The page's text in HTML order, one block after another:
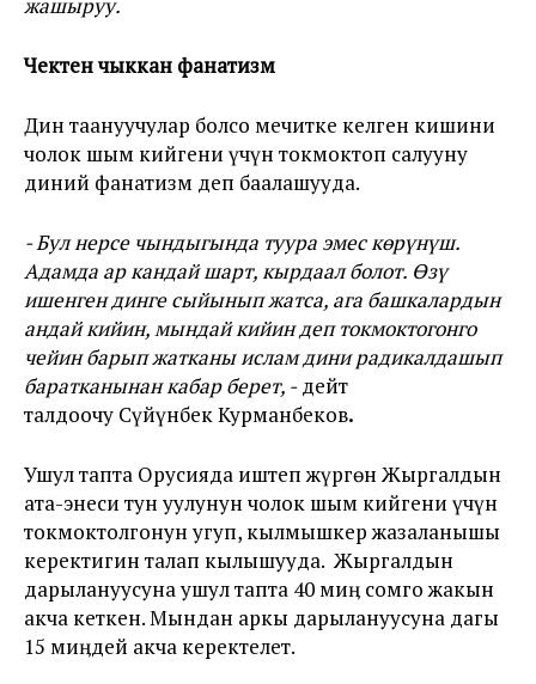
Чектен чыккан фанатизм
Дин таануучулар болсо мечитке келген кишини
чолок шым кийгени үчүн токмоктоп салууну
диний фанатизм деп баалашууда.
- Бул нерсе чындыгында туура эмес көрүнүш.
Адамда ар кандай шарт, кырдаал болот. Өзү
ишенген динге сыйынып жатса, ага башкалардын
андай кийин, мындай кийин деп токмоктогонго
чейин барып жатканы ислам дини радикалдашып
баратканынан кабар берет, -дейт
талдоочу Сүйүнбек Курманбеков.
Ушул тапта Орусияда иштеп жүргөн Жыргалдын
ата-энеси тун уулунун чолок шым кийгени үчүн
токмоктолгонун угуп, кылмышкер жазаланышы
керектигин талап кылышууда. Жыргалдын
дарылануусуна ушул тапта 40 миӊ сомго жакын
акча кеткен. Мындан аркы дарылануусуна дагы
15 миӊдей акча керектелет.